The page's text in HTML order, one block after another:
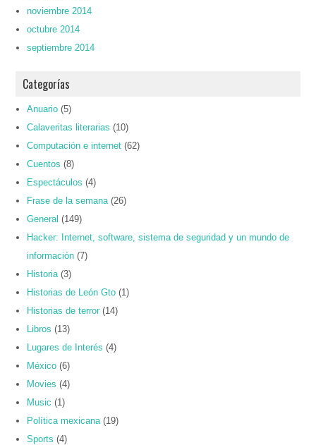
noviembre 2014
octubre 2014
septiembre 2014
Categorías
Anuario (5)
Calaveritas literarias (10)
Computación e internet (62)
Cuentos (8)
Espectáculos (4)
Frase de la semana (26)
General (149)
Hacker: Internet, software, sistema de seguridad y un mundo de
información (7)
Historia (3)
Historias de León Gto (1)
Historias de terror (14)
Libros (13)
Lugares de Interés (4)
México (6)
Movies (4)
Music (1)
Política mexicana (19)
Sports (4)